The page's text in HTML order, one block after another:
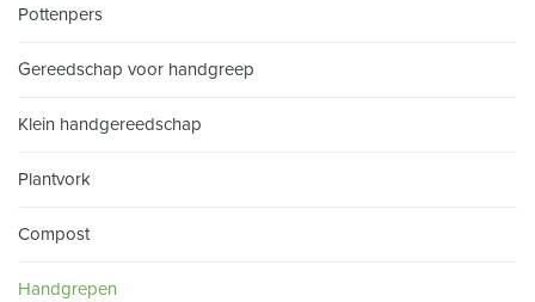
Pottenpers
Gereedschap voor handgreep
Klein handgereedschap
Plantvork
Compost
Handgrepen